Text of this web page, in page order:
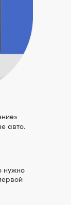
авто.
нужно